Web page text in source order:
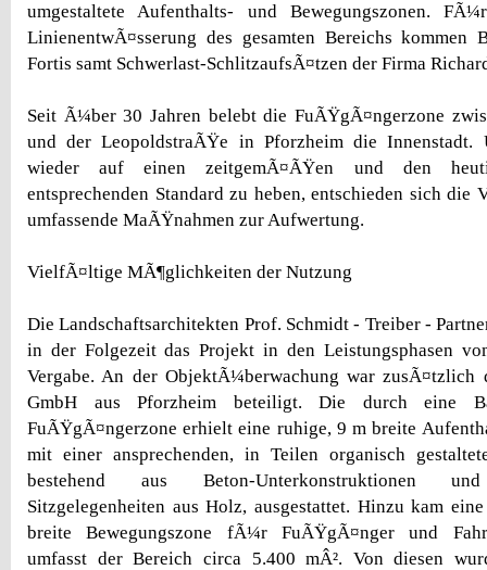
umgestaltete Aufenthalts- und Bewegungszonen.
LinienentwÃ¤sserung des gesamten Bereichs kommen
Fortis samt Schwerlast-SchlitzaufsÃ¤tzen der Firma
Seit Ã¼ber 30 Jahren belebt die FuÃŸgÃ¤ngerzone
und der LeopoldstraÃŸe in Pforzheim die Innenstadt.
wieder auf einen zeitgemÃ¤ÃŸen und den
entsprechenden Standard zu heben, entschieden sich
umfassende MaÃŸnahmen zur Aufwertung.
VielfÃ¤ltige MÃ¶glichkeiten der Nutzung
Die Landschaftsarchitekten Prof. Schmidt - Treiber -
in der Folgezeit das Projekt in den Leistungsphasen
Vergabe. An der ObjektÃ¼berwachung war zusÃ¤tzlich
GmbH aus Pforzheim beteiligt. Die durch eine
FuÃŸgÃ¤ngerzone erhielt eine ruhige, 9 m breite
mit einer ansprechenden, in Teilen organisch
bestehend aus Beton-Unterkonstruktionen
Sitzgelegenheiten aus Holz, ausgestattet. Hinzu kam
breite Bewegungszone fÃ¼r FuÃŸgÃ¤nger und
umfasst der Bereich circa 5.400 mÂ². Von diesen